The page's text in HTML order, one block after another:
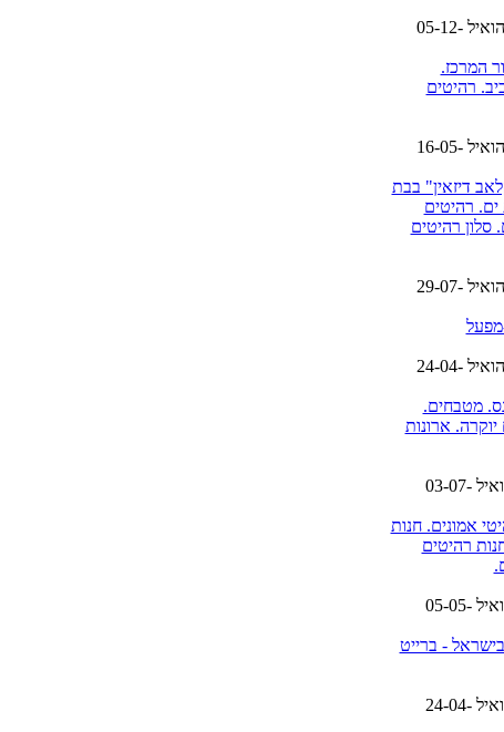
צפיות הואיל 05-12-
המרכז.
רהיטים
צפיות הואיל 16-05-
דיזאין" בבת
רהיטים
סלון רהיטים
צפיות הואיל 29-07-
מפעל
צפיות הואיל 24-04-
מטבחים.
ארונות
צפיות הואיל 03-07-
אמונים. חנות
רהיטים
צפיות הואיל 05-05-
- ברייט
צפיות הואיל 24-04-